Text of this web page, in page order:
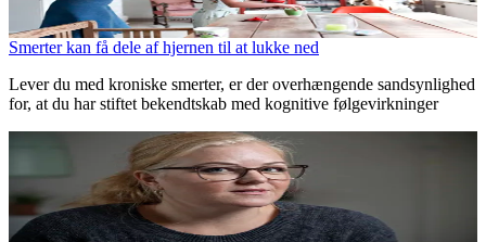
Smerter kan få dele af hjernen til at lukke ned
Lever du med kroniske smerter, er der overhængende sandsynlighed
for, at du har stiftet bekendtskab med kognitive følgevirkninger